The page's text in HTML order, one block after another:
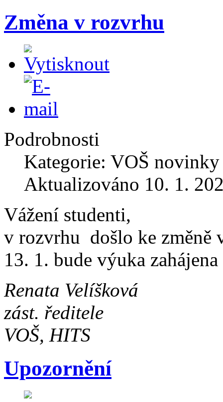
Změna v rozvrhu
Podrobnosti
Kategorie: VOŠ novinky
Aktualizováno 10. 1.
Vážení studenti,
v rozvrhu došlo ke změně
13. 1. bude výuka
Renata Velíšková
zást. ředitele
VOŠ, HITS
Upozornění